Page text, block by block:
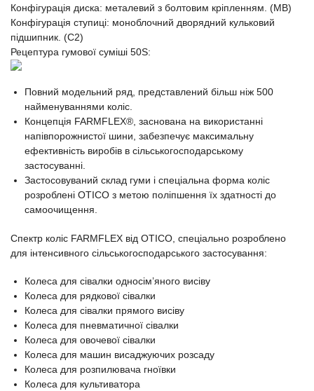
Конфігурація диска: металевий з болтовим кріпленням. (MB)
Конфігурація ступиці: моноблочний дворядний кульковий
підшипник. (C2)
Рецептура гумової суміші 50S:
Повний модельний ряд, представлений більш ніж 500
найменуваннями коліс.
Концепція FARMFLEX®, заснована на використанні
напівпорожнистої шини, забезпечує максимальну
ефективність виробів в сільськогосподарському
застосуванні.
Застосовуваний склад гуми і спеціальна форма коліс
розроблені OTICO з метою поліпшення їх здатності до
самоочищення.
Спектр коліс FARMFLEX від OTICO, спеціально розроблено
для інтенсивного сільськогосподарського застосування:
Колеса для сівалки односім’яного висіву
Колеса для рядкової сівалки
Колеса для сівалки прямого висіву
Колеса для пневматичної сівалки
Колеса для овочевої сівалки
Колеса для машин висаджуючих розсаду
Колеса для розпилювача гноївки
Колеса для культиватора